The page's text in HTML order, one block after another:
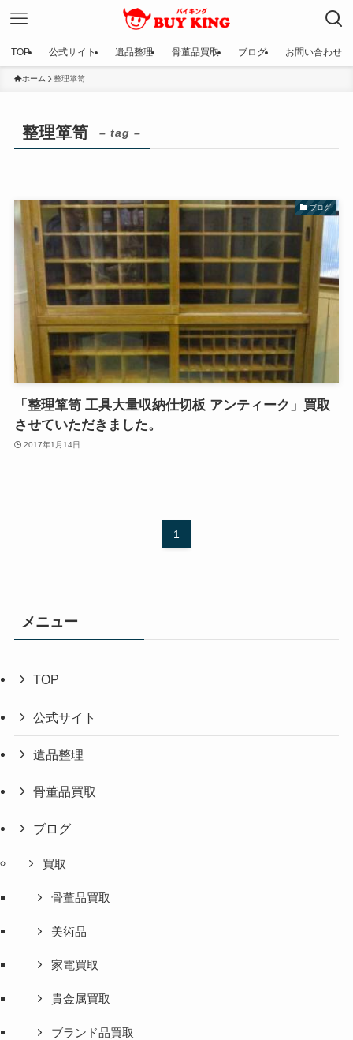
TOP 公式サイト 遺品整理 骨董品買取 ブログ お問い合わせ
ホーム 整理箪笥
整理箪笥 – tag –
ブログ
「整理箪笥 工具大量収納仕切板 アンティーク」買取
させていただきました。
2017年1月14日
1
メニュー
TOP
公式サイト
遺品整理
骨董品買取
ブログ
買取
骨董品買取
美術品
家電買取
貴金属買取
ブランド品買取